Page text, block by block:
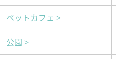
ペットカフェ >
公園 >